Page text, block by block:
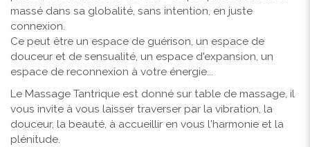
massé dans sa globalité, sans intention, en juste
connexion.
Ce peut être un espace de guérison, un espace de
douceur et de sensualité, un espace d'expansion, un
espace de reconnexion à votre énergie...
Le Massage Tantrique est donné sur table de massage, il
vous invite à vous laisser traverser par la vibration, la
douceur, la beauté, à accueillir en vous l'harmonie et la
plénitude.